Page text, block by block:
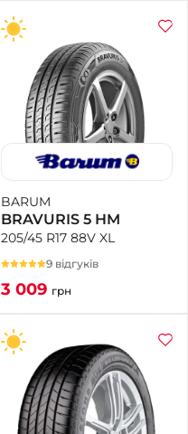
BARUM
BRAVURIS 5 HM
205/45 R17 88V XL
9 відгуків
3 009 грн